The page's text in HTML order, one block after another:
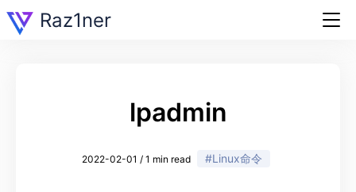
Raz1ner
lpadmin
2022-02-01 / 1 min read #Linux命令